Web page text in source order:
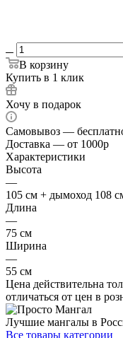
В корзину
Купить в 1 клик
Хочу в подарок
Самовывоз —
Доставка — от 1000р
Характеристики
Высота
—
105 см + дымоход 108
Длина
—
75 см
Ширина
—
55 см
Цена действительна
отличаться от цен в
Лучшие мангалы в
Все товары категории